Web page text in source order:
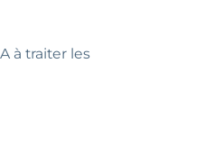
à traiter les